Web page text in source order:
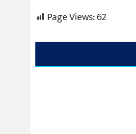
Page Views:62